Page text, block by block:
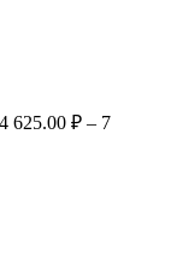
625.00 ₽ – 7